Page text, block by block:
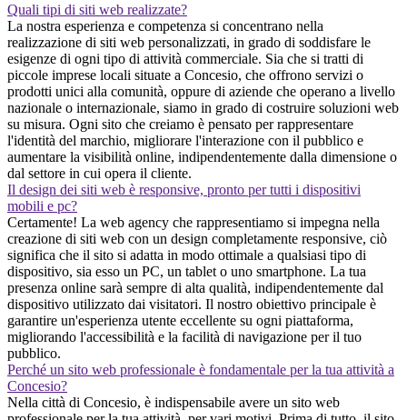
Quali tipi di siti web realizzate?
La nostra esperienza e competenza si concentrano nella
realizzazione di siti web personalizzati, in grado di soddisfare le
esigenze di ogni tipo di attività commerciale. Sia che si tratti di
piccole imprese locali situate a Concesio, che offrono servizi o
prodotti unici alla comunità, oppure di aziende che operano a livello
nazionale o internazionale, siamo in grado di costruire soluzioni web
su misura. Ogni sito che creiamo è pensato per rappresentare
l'identità del marchio, migliorare l'interazione con il pubblico e
aumentare la visibilità online, indipendentemente dalla dimensione o
dal settore in cui opera il cliente.
Il design dei siti web è responsive, pronto per tutti i dispositivi
mobili e pc?
Certamente! La web agency che rappresentiamo si impegna nella
creazione di siti web con un design completamente responsive, ciò
significa che il sito si adatta in modo ottimale a qualsiasi tipo di
dispositivo, sia esso un PC, un tablet o uno smartphone. La tua
presenza online sarà sempre di alta qualità, indipendentemente dal
dispositivo utilizzato dai visitatori. Il nostro obiettivo principale è
garantire un'esperienza utente eccellente su ogni piattaforma,
migliorando l'accessibilità e la facilità di navigazione per il tuo
pubblico.
Perché un sito web professionale è fondamentale per la tua attività a
Concesio?
Nella città di Concesio, è indispensabile avere un sito web